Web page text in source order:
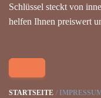
Schlüssel steckt von
helfen Ihnen preiswert
STARTSEITE